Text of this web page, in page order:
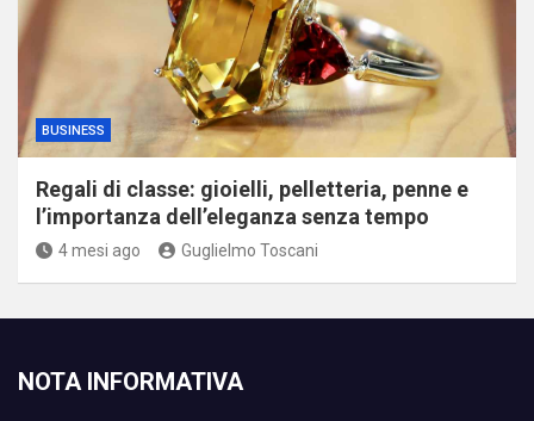
BUSINESS
Regali di classe: gioielli, pelletteria, penne e
l’importanza dell’eleganza senza tempo
4 mesi ago Guglielmo Toscani
NOTA INFORMATIVA